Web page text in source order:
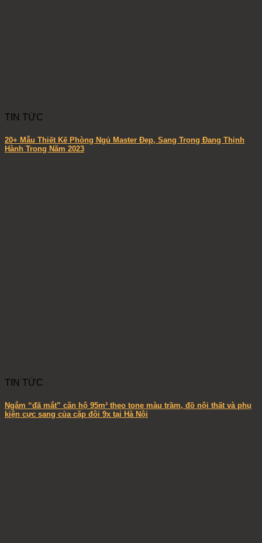
TIN TỨC
20+ Mẫu Thiết Kế Phòng Ngủ Master Đẹp, Sang Trọng Đang Thịnh
Hành Trong Năm 2023
TIN TỨC
Ngắm “đã mắt” căn hộ 95m² theo tone màu trầm, đồ nội thất và phụ
kiện cực sang của cặp đôi 9x tại Hà Nội